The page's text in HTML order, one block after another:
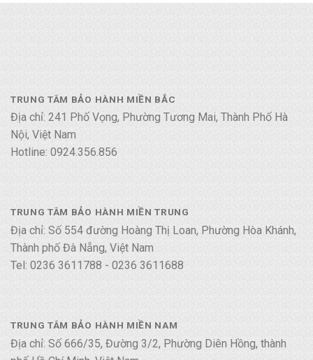
TRUNG TÂM BẢO HÀNH MIỀN BẮC
Địa chỉ: 241 Phố Vọng, Phường Tương Mai, Thành Phố Hà
Nội, Việt Nam
Hotline: 0924.356.856
TRUNG TÂM BẢO HÀNH MIỀN TRUNG
Địa chỉ: Số 554 đường Hoàng Thị Loan, Phường Hòa Khánh,
Thành phố Đà Nẵng, Việt Nam
Tel: 0236 3611788 - 0236 3611688
TRUNG TÂM BẢO HÀNH MIỀN NAM
Địa chỉ: Số 666/35, Đường 3/2, Phường Diên Hồng, thành